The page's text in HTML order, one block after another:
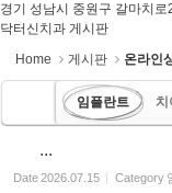
경기 성남시 중원구 갈마치
닥터신치과 게시판
Home
게시판 온라인
임플란트 치
...
Date2026.07.15 Category